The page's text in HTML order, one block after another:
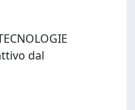
dal